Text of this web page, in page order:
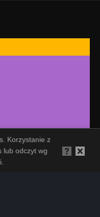
Korzystanie z
lub odczyt wg